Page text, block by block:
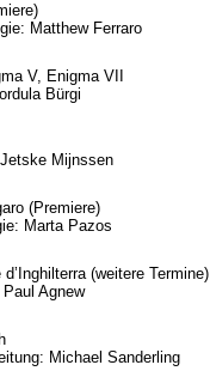
Matthew Ferraro
V, Enigma VII
Bürgi
Mijnssen
(Premiere)
Marta Pazos
(weitere Termine)
Agnew
Michael Sanderling